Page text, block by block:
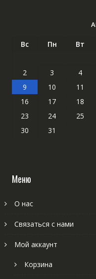
Вс Пн Вт
2
3 4
9
10 11
16
17 18
23
24 25
30
31
Меню
О нас
Связаться с нами
Мой аккаунт
Корзина